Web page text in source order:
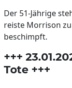
Der 51-Jährige
reiste Morrison
beschimpft.
+++
Tote +++